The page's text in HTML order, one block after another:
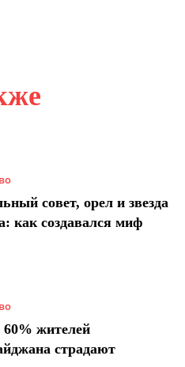
совет, орел и звезда
как создавался миф
жителей
страдают